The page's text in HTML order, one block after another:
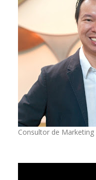
Consultor de Marketing